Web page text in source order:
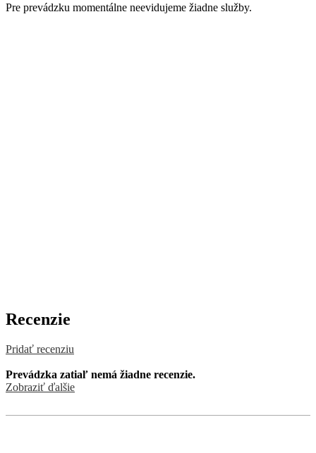
Pre prevádzku momentálne neevidujeme žiadne služby.
Recenzie
Pridať recenziu
Prevádzka zatiaľ nemá žiadne recenzie.
Zobraziť ďalšie